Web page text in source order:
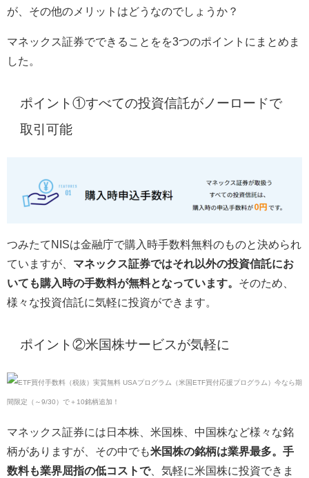
が、その他のメリットはどうなのでしょうか？
マネックス証券でできることをを3つのポイントにまとめま
した。
ポイント①すべての投資信託がノーロードで
取引可能
つみたてNISは金融庁で購入時手数料無料のものと決められ
ていますが、 マネックス証券ではそれ以外の投資信託にお
いても購入時の手数料が無料となっています。 そのため、
様々な投資信託に気軽に投資ができます。
ポイント②米国株サービスが気軽に
マネックス証券には日本株、米国株、中国株など様々な銘
柄がありますが、その中でも米国株の銘柄は業界最多。手
数料も業界屈指の低コストで、気軽に米国株に投資できま